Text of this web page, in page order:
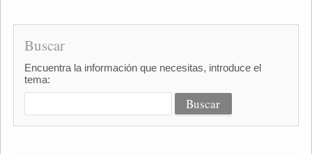
Buscar
Encuentra la información que necesitas, introduce el
tema: